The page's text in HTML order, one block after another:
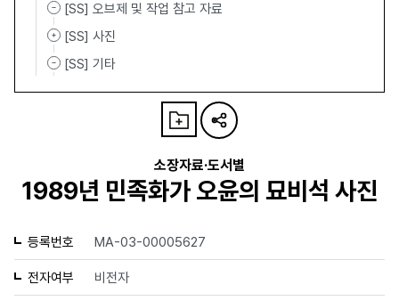
[SS] 오브제 및 작업 참고 자료
[SS] 사진
[SS] 기타
소장자료·도서별
1989년 민족화가 오윤의 묘비석 사진
등록번호 MA-03-00005627
전자여부 비전자